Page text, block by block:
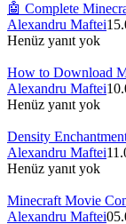
🤖 Complete
Alexandru Maftei
Henüz yanıt yok
How to Download
Alexandru Maftei
Henüz yanıt yok
Density
Alexandru Maftei
Henüz yanıt yok
Minecraft Movie
Alexandru Maftei